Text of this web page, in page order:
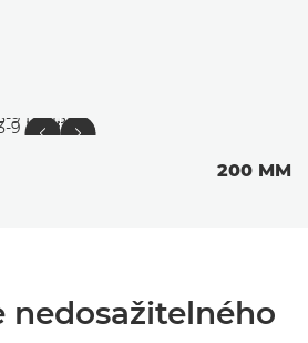
200 MM
nedosažitelného